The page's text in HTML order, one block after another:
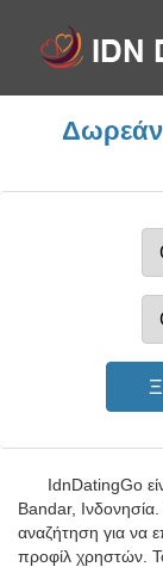
Δωρεάν
IdnDatingGo
Bandar,
αναζήτηση για να
προφίλ χρηστών.